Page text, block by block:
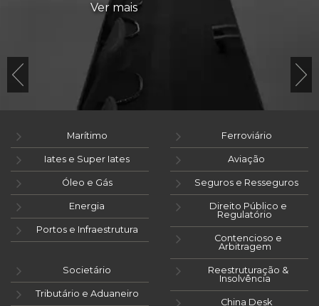
Ver mais
Marítimo
Iates e Super Iates
Óleo e Gás
Energia
Portos e Infraestrutura
Ferroviário
Aviação
Seguros e Resseguros
Direito Público e
Regulatório
Contencioso e
Arbitragem
Societário
Tributário e Aduaneiro
Reestruturação &
Insolvência
China Desk